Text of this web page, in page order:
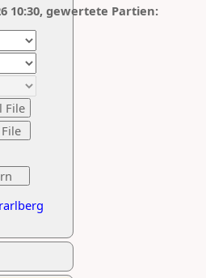
10:30, gewertete Partien: